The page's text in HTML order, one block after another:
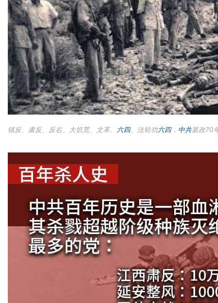
镇反、肃反、反右、大饥荒、文革、 六四、法轮功六四， 中共篡政70